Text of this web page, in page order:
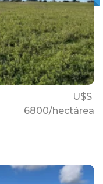
U$S
6800/hectárea